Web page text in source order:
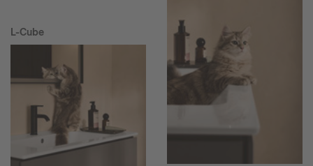
L-Cube